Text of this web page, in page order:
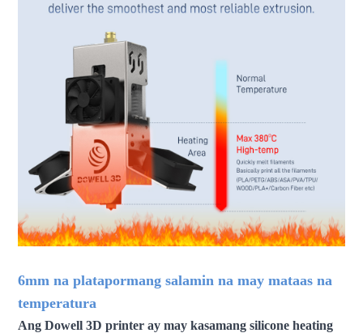
6mm na platapormang salamin na may mataas na
temperatura
Ang Dowell 3D printer ay may kasamang silicone heating